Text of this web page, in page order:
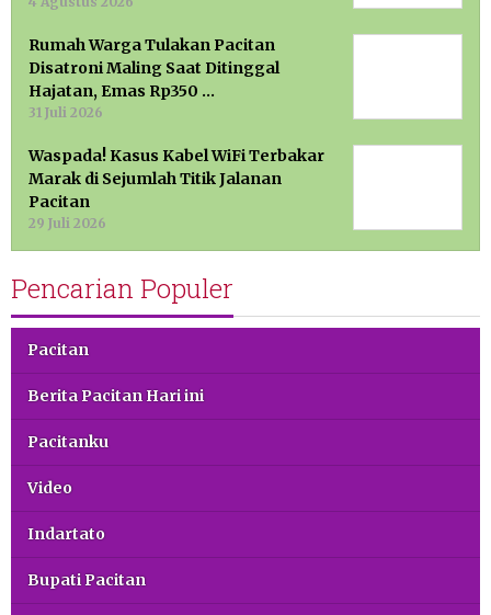
Rumah Warga Tulakan Pacitan
Disatroni Maling Saat Ditinggal
Hajatan, Emas Rp350 …
31 Juli 2026
Waspada! Kasus Kabel WiFi Terbakar
Marak di Sejumlah Titik Jalanan
Pacitan
29 Juli 2026
Pencarian Populer
Pacitan
Berita Pacitan Hari ini
Pacitanku
Video
Indartato
Bupati Pacitan